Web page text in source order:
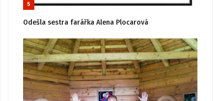
5
Odešla sestra farářka Alena Plocarová